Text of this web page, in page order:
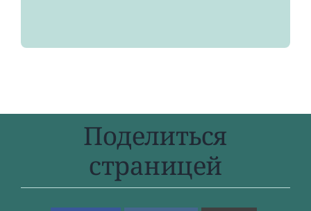
Поделиться
страницей